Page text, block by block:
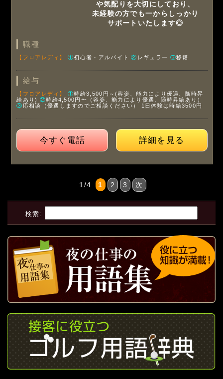
や気配りを大切にしており、
未経験の方でも一からしっかり
サポートいたします◎
職種
【フロアレディ】 ①初心者・アルバイト② レギュラー ③移籍
給与
【フロアレディ】 ①時給3,500円～(容姿、能力により優遇、随時昇
給あり) ②時給4,500円〜（容姿、能力により優遇、随時昇給あり）
③ 応相談（優遇しますのでご相談ください） 1日体験は時給3500円
今すぐ電話 詳細を見る
1/4 1 2 3 次
検索: